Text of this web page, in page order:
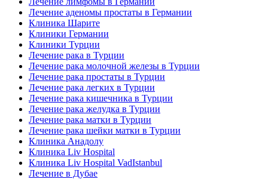
Лечение аденомы простаты в Германии
Клиника Шарите
Клиники Германии
Клиники Турции
Лечение рака в Турции
Лечение рака молочной железы в Турции
Лечение рака простаты в Турции
Лечение рака легких в Турции
Лечение рака кишечника в Турции
Лечение рака желудка в Турции
Лечение рака матки в Турции
Лечение рака шейки матки в Турции
Клиника Анадолу
Клиника Liv Hospital
Клиника Liv Hospital VadIstanbul
Лечение в Дубае